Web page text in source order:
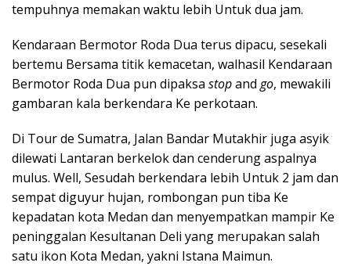
tempuhnya memakan waktu lebih Untuk dua jam.
Kendaraan Bermotor Roda Dua terus dipacu, sesekali
bertemu Bersama titik kemacetan, walhasil Kendaraan
Bermotor Roda Dua pun dipaksa stopand go, mewakili
gambaran kala berkendara Ke perkotaan.
Di Tour de Sumatra, Jalan Bandar Mutakhir juga asyik
dilewati Lantaran berkelok dan cenderung aspalnya
mulus. Well, Sesudah berkendara lebih Untuk 2 jam dan
sempat diguyur hujan, rombongan pun tiba Ke
kepadatan kota Medan dan menyempatkan mampir Ke
peninggalan Kesultanan Deli yang merupakan salah
satu ikon Kota Medan, yakni Istana Maimun.